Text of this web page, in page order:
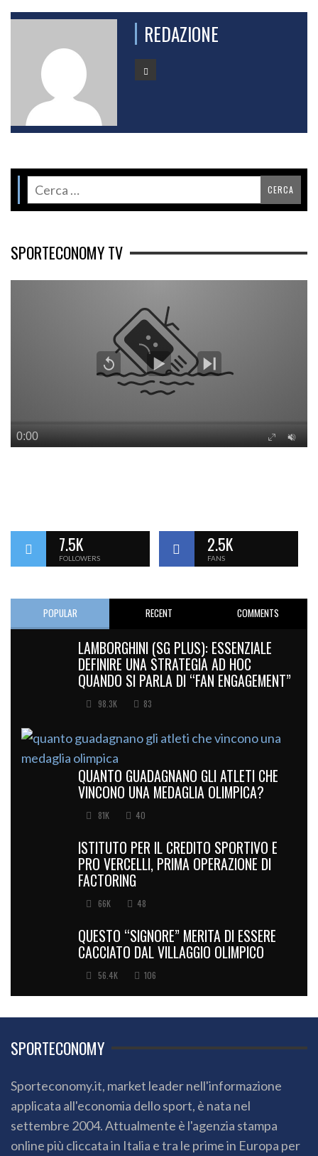
REDAZIONE
SPORTECONOMY TV
7.5K
FOLLOWERS
2.5K
FANS
POPULAR RECENT COMMENTS
LAMBORGHINI (SG PLUS): ESSENZIALE
DEFINIRE UNA STRATEGIA AD HOC
QUANDO SI PARLA DI “FAN ENGAGEMENT”
98.3K 83
QUANTO GUADAGNANO GLI ATLETI CHE
VINCONO UNA MEDAGLIA OLIMPICA?
81K 40
ISTITUTO PER IL CREDITO SPORTIVO E
PRO VERCELLI, PRIMA OPERAZIONE DI
FACTORING
66K 48
QUESTO “SIGNORE” MERITA DI ESSERE
CACCIATO DAL VILLAGGIO OLIMPICO
56.4K 106
SPORTECONOMY
Sporteconomy.it, market leader nell'informazione
applicata all'economia dello sport, è nata nel
settembre 2004. Attualmente è l'agenzia stampa
online più cliccata in Italia e tra le prime in Europa per